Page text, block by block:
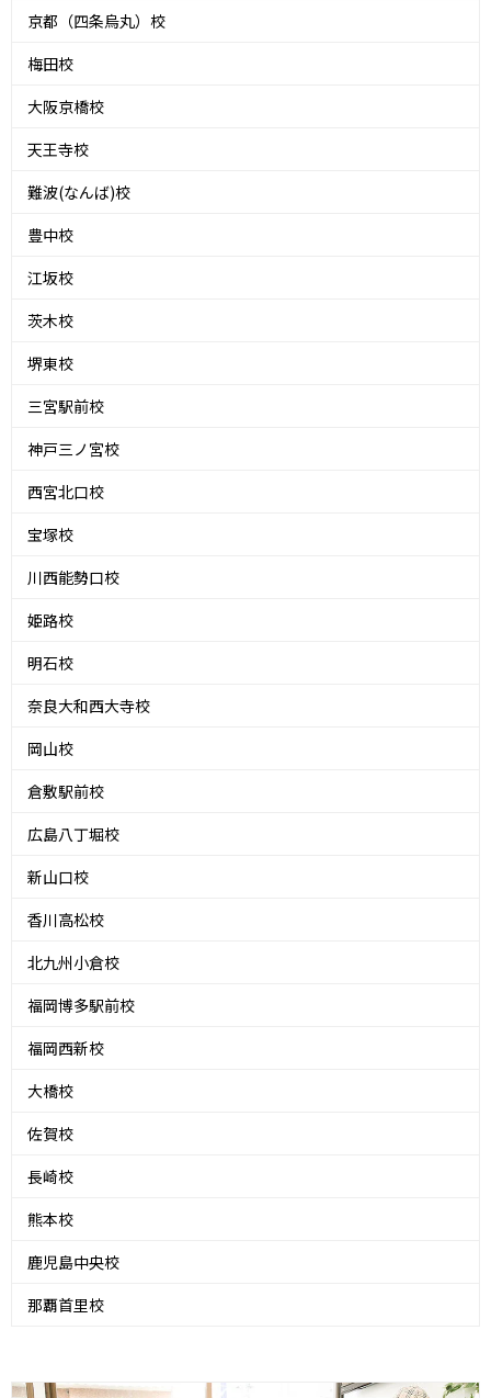
京都（四条烏丸）校
梅田校
大阪京橋校
天王寺校
難波(なんば)校
豊中校
江坂校
茨木校
堺東校
三宮駅前校
神戸三ノ宮校
西宮北口校
宝塚校
川西能勢口校
姫路校
明石校
奈良大和西大寺校
岡山校
倉敷駅前校
広島八丁堀校
新山口校
香川高松校
北九州小倉校
福岡博多駅前校
福岡西新校
大橋校
佐賀校
長崎校
熊本校
鹿児島中央校
那覇首里校